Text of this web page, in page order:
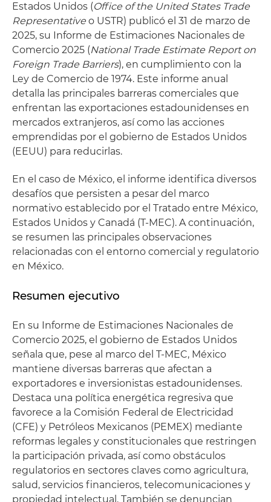
Estados Unidos (Office of the United States Trade
Representative o USTR) publicó el 31 de marzo de
2025, su Informe de Estimaciones Nacionales de
Comercio 2025 (National Trade Estimate Report on
Foreign Trade Barriers), en cumplimiento con la
Ley de Comercio de 1974. Este informe anual
detalla las principales barreras comerciales que
enfrentan las exportaciones estadounidenses en
mercados extranjeros, así como las acciones
emprendidas por el gobierno de Estados Unidos
(EEUU) para reducirlas.
En el caso de México, el informe identifica diversos
desafíos que persisten a pesar del marco
normativo establecido por el Tratado entre México,
Estados Unidos y Canadá (T-MEC). A continuación,
se resumen las principales observaciones
relacionadas con el entorno comercial y regulatorio
en México.
Resumen ejecutivo
En su Informe de Estimaciones Nacionales de
Comercio 2025, el gobierno de Estados Unidos
señala que, pese al marco del T-MEC, México
mantiene diversas barreras que afectan a
exportadores e inversionistas estadounidenses.
Destaca una política energética regresiva que
favorece a la Comisión Federal de Electricidad
(CFE) y Petróleos Mexicanos (PEMEX) mediante
reformas legales y constitucionales que restringen
la participación privada, así como obstáculos
regulatorios en sectores claves como agricultura,
salud, servicios financieros, telecomunicaciones y
propiedad intelectual. También se denuncian